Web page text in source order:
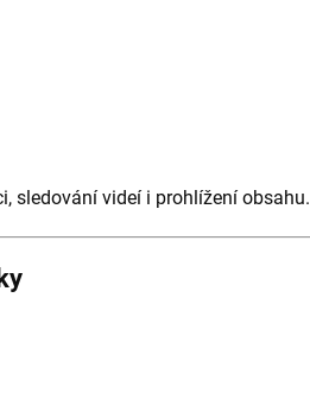
sledování videí i prohlížení obsahu.